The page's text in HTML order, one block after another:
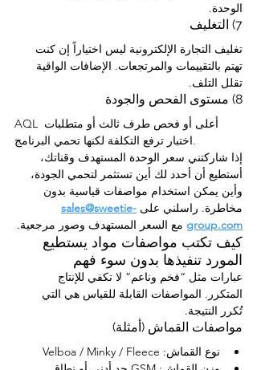
الوحدة.
7) التغليف
تغليف التجارة الإلكترونية ليس اختياراً إن كنت
تهتم بالتقييمات والمرتجعات. الإضافات الواقية
تقلل التلف.
8) مستوى الفحص والجودة
AQL أعلى أو فحص طرف ثالث أو متطلبات
اختبار ترفع التكلفة لكنها تحمي البرنامج.
إذا شاركتني سعر الوحدة المستهدف وقناتك،
أستطيع أن أحدد لك أين تستثمر لتحمي الجودة،
وأين يمكن استخدام مواصفات قياسية بدون
مخاطرة. راسلني على sales@sweetie-
group.com مع السعر المستهدف وصور مرجعية.
كيف تكتب مواصفات مواد يستطيع
المورد تنفيذها بدون سوء فهم
عبارات مثل “فخم وناعم” لا تكفي للإنتاج
المتكرر. المواصفات القابلة للقياس هي التي
تُكرر النتيجة.
مواصفات القماش (أمثلة)
نوع القماش: Velboa / Minky / Fleece